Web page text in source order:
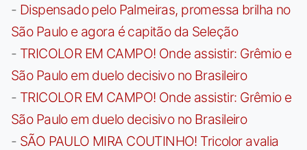
- Dispensado pelo Palmeiras, promessa brilha no
São Paulo e agora é capitão da Seleção
- TRICOLOR EM CAMPO! Onde assistir: Grêmio e
São Paulo em duelo decisivo no Brasileiro
- TRICOLOR EM CAMPO! Onde assistir: Grêmio e
São Paulo em duelo decisivo no Brasileiro
- SÃO PAULO MIRA COUTINHO! Tricolor avalia